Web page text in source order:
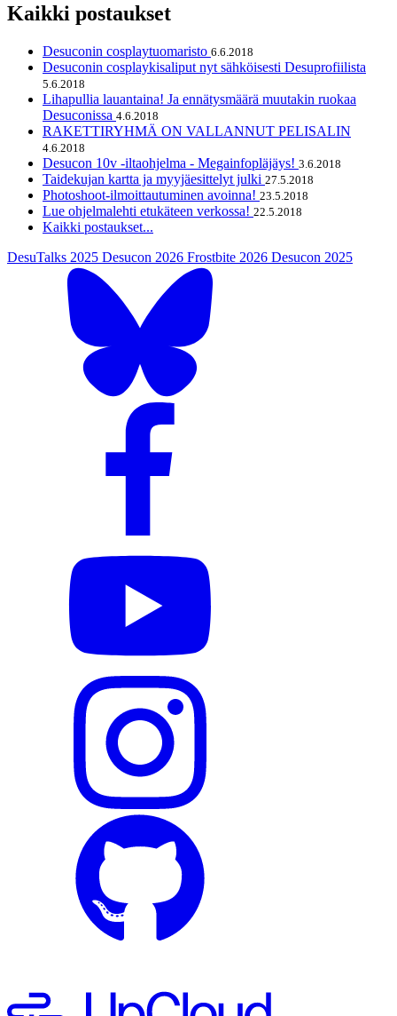
Kaikki postaukset
Desuconin cosplaytuomaristo 6.6.2018
Desuconin cosplaykisaliput nyt sähköisesti Desuprofiilista
5.6.2018
Lihapullia lauantaina! Ja ennätysmäärä muutakin ruokaa
Desuconissa 4.6.2018
RAKETTIRYHMÄ ON VALLANNUT PELISALIN
4.6.2018
Desucon 10v -iltaohjelma - Megainfopläjäys! 3.6.2018
Taidekujan kartta ja myyjäesittelyt julki 27.5.2018
Photoshoot-ilmoittautuminen avoinna! 23.5.2018
Lue ohjelmalehti etukäteen verkossa! 22.5.2018
Kaikki postaukset...
DesuTalks 2025 Desucon 2026 Frostbite 2026 Desucon 2025